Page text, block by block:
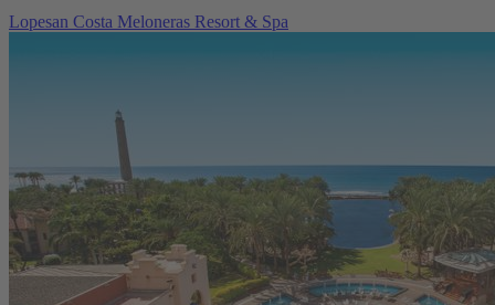
Lopesan Costa Meloneras Resort & Spa